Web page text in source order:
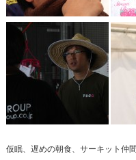
仮眠、遅めの朝食、サーキット仲